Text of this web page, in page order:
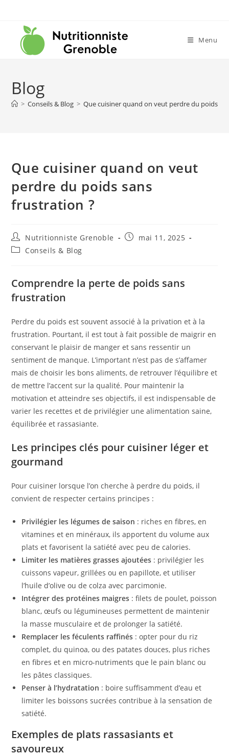
Menu
Blog
> Conseils & Blog > Que cuisiner quand on veut perdre du poids
Que cuisiner quand on veut
perdre du poids sans
frustration ?
Nutritionniste Grenoble
mai 11, 2025
Conseils & Blog
Comprendre la perte de poids sans
frustration
Perdre du poids est souvent associé à la privation et à la
frustration. Pourtant, il est tout à fait possible de maigrir en
conservant le plaisir de manger et sans ressentir un
sentiment de manque. L’important n’est pas de s’affamer
mais de choisir les bons aliments, de retrouver l’équilibre et
de mettre l’accent sur la qualité. Pour maintenir la
motivation et atteindre ses objectifs, il est indispensable de
varier les recettes et de privilégier une alimentation saine,
équilibrée et rassasiante.
Les principes clés pour cuisiner léger et
gourmand
Pour cuisiner lorsque l’on cherche à perdre du poids, il
convient de respecter certains principes :
Privilégier les légumes de saison : riches en fibres, en
vitamines et en minéraux, ils apportent du volume aux
plats et favorisent la satiété avec peu de calories.
Limiter les matières grasses ajoutées : privilégier les
cuissons vapeur, grillées ou en papillote, et utiliser
l’huile d’olive ou de colza avec parcimonie.
Intégrer des protéines maigres : filets de poulet, poisson
blanc, œufs ou légumineuses permettent de maintenir
la masse musculaire et de prolonger la satiété.
Remplacer les féculents raffinés : opter pour du riz
complet, du quinoa, ou des patates douces, plus riches
en fibres et en micro-nutriments que le pain blanc ou
les pâtes classiques.
Penser à l’hydratation : boire suffisamment d’eau et
limiter les boissons sucrées contribue à la sensation de
satiété.
Exemples de plats rassasiants et
savoureux